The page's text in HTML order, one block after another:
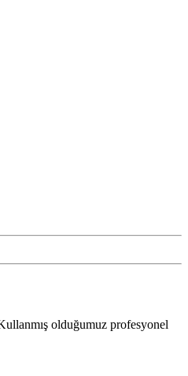
olduğumuz profesyonel